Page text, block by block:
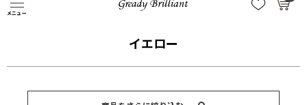
メニュー イエロー
イエロー